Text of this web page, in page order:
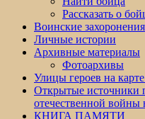
Рассказать о
Воинские захоронения
Личные истории
Архивные материалы
Фотоархивы
Улицы героев на
Открытые источники
отечественной войны
КНИГА ПАМЯТИ